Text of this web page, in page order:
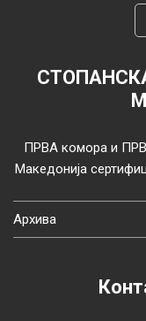
ПРВА комора и
Македонија
Архива